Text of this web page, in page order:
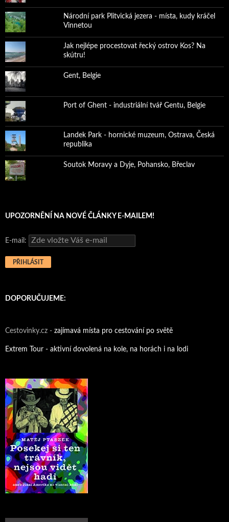
Národní park Plitvická jezera - místa, kudy kráčel
Vinnetou
Jak nejlépe procestovat řecký ostrov Kos? Na
skútru!
Gent, Belgie
Port of Ghent - industriální tvář Gentu, Belgie
Landek Park - hornické muzeum, Ostrava, Česká
republika
Soutok Moravy a Dyje, Pohansko, Břeclav
UPOZORNĚNÍ NA NOVÉ ČLÁNKY E-MAILEM!
E-mail:
DOPORUČUJEME:
Cestovinky.cz - zajímavá místa pro cestování po světě
Extrem Tour - aktivní dovolená na kole, na horách i na lodi